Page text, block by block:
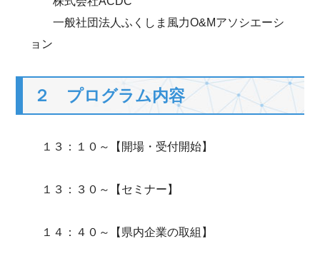
一般社団法人ふくしま風力O&Mアソシエーシ
ョン
２ プログラム内容
１３：１０～【開場・受付開始】
１３：３０～【セミナー】
１４：４０～【県内企業の取組】